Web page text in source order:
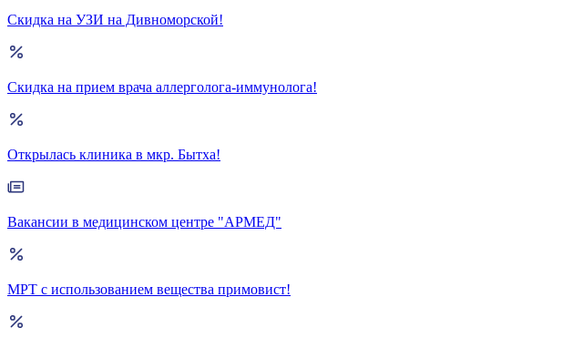
Скидка на УЗИ на Дивноморской!
Скидка на прием врача аллерголога-иммунолога!
Открылась клиника в мкр. Бытха!
Вакансии в медицинском центре "АРМЕД"
МРТ с использованием вещества примовист!